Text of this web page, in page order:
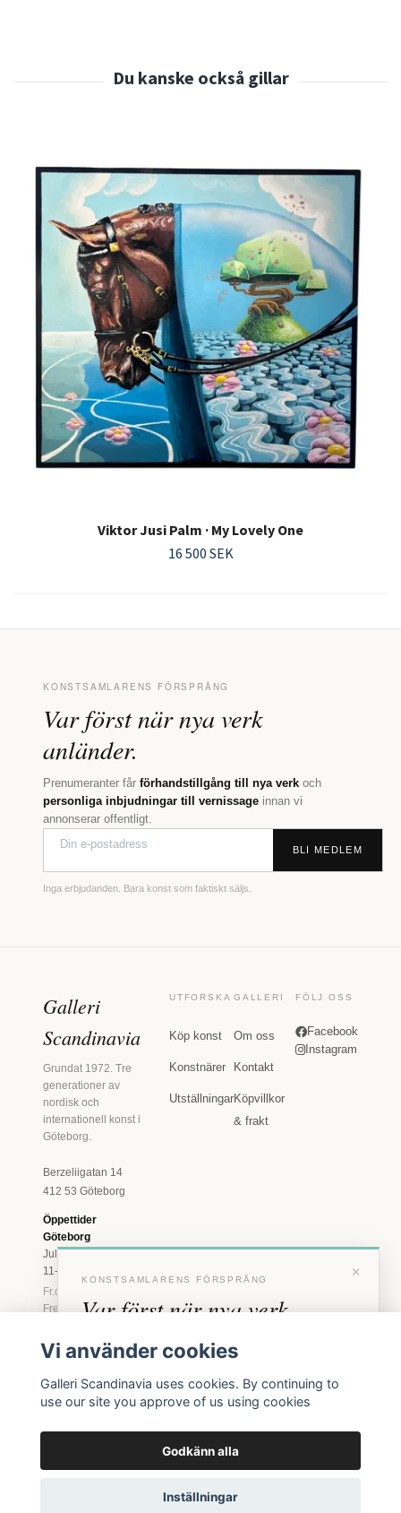
Viktor Jusi Palm · My Lovely One
16 500 SEK
KONSTSAMLARENS FÖRSPRÅNG
Var först när nya verk
anländer.
Prenumeranter får förhandstillgång till nya verk och
personliga inbjudningar till vernissage innan vi
annonserar offentligt.
BLI MEDLEM
Inga erbjudanden. Bara konst som faktiskt säljs.
Galleri
Scandinavia
Grundat 1972. Tre
generationer av
nordisk och
internationell konst i
Göteborg.
Berzeliigatan 14
412 53 Göteborg
Öppettider
Göteborg
Juli: Tis 11-18 · Lör
11-16
Fr.o.m. augusti: Tis-
Fre 11-18 · Lör 11-
Marstrand
2026
Tis-Fre 11-18 ·
UTFORSKA
Köp konst
Konstnärer
Utställningar
GALLERI
Om oss
Kontakt
Köpvillkor
& frakt
FÖLJ OSS
Facebook
Instagram
×
KONSTSAMLARENS FÖRSPRÅNG
Var först när nya verk
anländer
inbjudningar till vernissage, innan vi annonserar
offentligt.
Inga erbjudanden. Bara konst som faktiskt säljs.
Vi använder cookies
Galleri Scandinavia uses cookies. By continuing to
use our site you approve of us using cookies
Godkänn alla
Inställningar